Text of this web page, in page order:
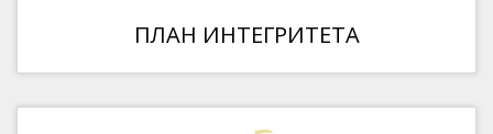
ПЛАН ИНТЕГРИТЕТА